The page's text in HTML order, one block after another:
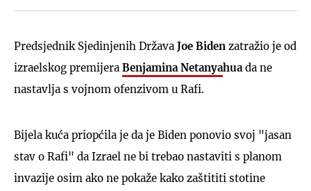
Predsjednik Sjedinjenih Država Joe Biden zatražio je od
izraelskog premijera Benjamina Netanyahua da ne
nastavlja s vojnom ofenzivom u Rafi.
Bijela kuća priopćila je da je Biden ponovio svoj "jasan
stav o Rafi" da Izrael ne bi trebao nastaviti s planom
invazije osim ako ne pokaže kako zaštititi stotine